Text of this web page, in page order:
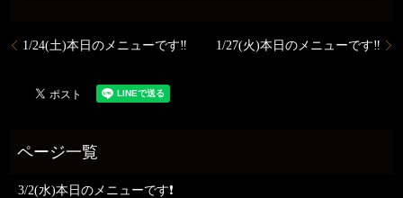
1/24(土)本日のメニューです‼️ 1/27(火)本日のメニューです‼️
3/2(水)本日のメニューです❗